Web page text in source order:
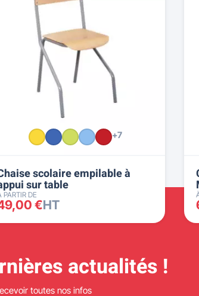
+7
scolaire empilable à
sur table
PARTIR DE
€HT
actualités !
toutes nos infos